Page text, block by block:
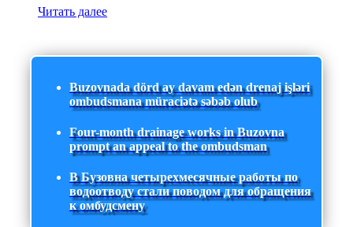
Читать далее
Buzovnada dörd ay davam edən drenaj işləri
ombudsmana müraciətə səbəb olub
Four-month drainage works in Buzovna
prompt an appeal to the ombudsman
В Бузовна четырехмесячные работы по
водоотводу стали поводом для обращения
к омбудсмену